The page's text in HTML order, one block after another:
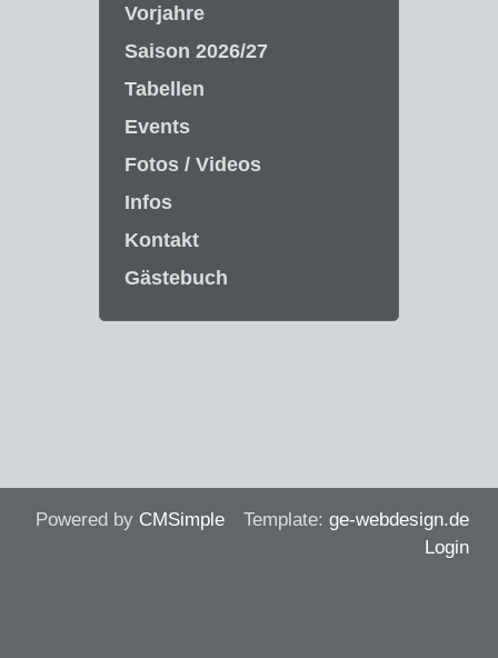
Vorjahre
Saison 2026/27
Tabellen
Events
Fotos / Videos
Infos
Kontakt
Gästebuch
Powered by CMSimple Template: ge-webdesign.de
Login